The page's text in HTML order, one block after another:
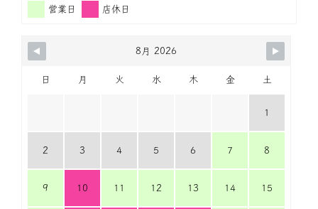
営業日 店休日
8月 2026
日 月 火 水 木 金 土
1
2 3 4 5 6 7 8
9 10 11 12 13 14 15